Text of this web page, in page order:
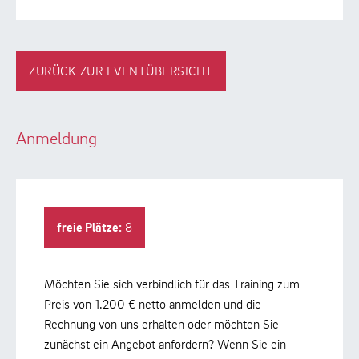
ZURÜCK ZUR EVENTÜBERSICHT
Anmeldung
freie Plätze: 8
Möchten Sie sich verbindlich für das Training zum
Preis von 1.200 € netto anmelden und die
Rechnung von uns erhalten oder möchten Sie
zunächst ein Angebot anfordern? Wenn Sie ein